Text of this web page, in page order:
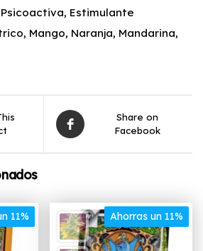
Estimulante
Mango, Naranja, Mandarina,
Share on
Facebook
11% Ahorras un 11%